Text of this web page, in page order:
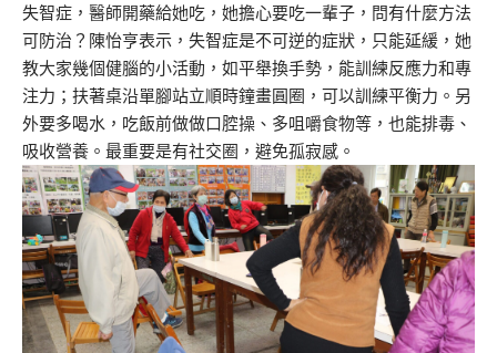
失智症，醫師開藥給她吃，她擔心要吃一輩子，問有什麼方法
可防治？陳怡亨表示，失智症是不可逆的症狀，只能延緩，她
教大家幾個健腦的小活動，如平舉換手勢，能訓練反應力和專
注力；扶著桌沿單腳站立順時鐘畫圓圈，可以訓練平衡力。另
外要多喝水，吃飯前做做口腔操、多咀嚼食物等，也能排毒、
吸收營養。最重要是有社交圈，避免孤寂感。